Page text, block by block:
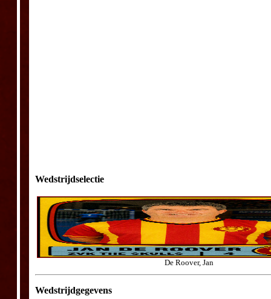
Wedstrijdselectie
De Roover, Jan
Wedstrijdgegevens